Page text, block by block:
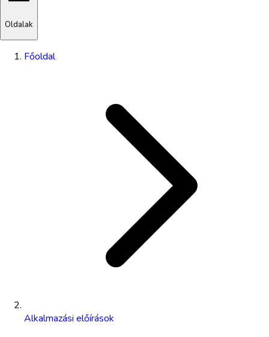
Oldalak
Főoldal
Alkalmazási előírások